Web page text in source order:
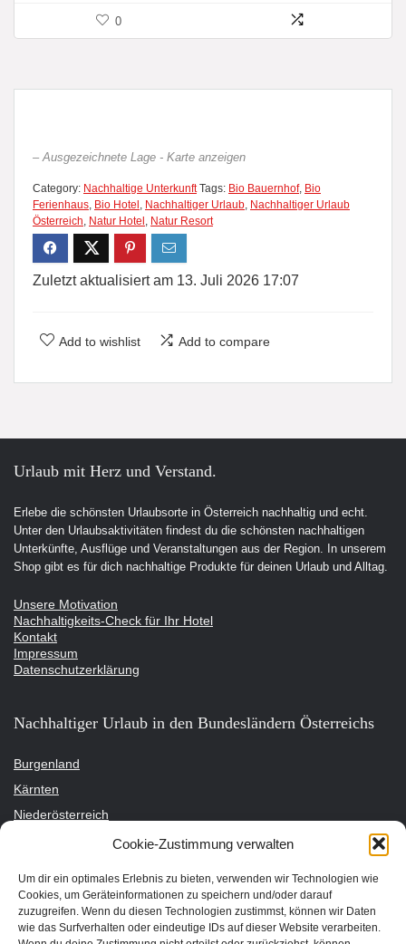
Cookie-Zustimmung verwalten
Um dir ein optimales Erlebnis zu bieten, verwenden wir Technologien wie
Cookies, um Geräteinformationen zu speichern und/oder darauf
zuzugreifen. Wenn du diesen Technologien zustimmst, können wir Daten
wie das Surfverhalten oder eindeutige IDs auf dieser Website verarbeiten.
0
– Ausgezeichnete Lage - Karte anzeigen
Category: Nachhaltige Unterkunft Tags: Bio Bauernhof, Bio
Ferienhaus Bio Hotel Nachhaltiger Urlaub Nachhaltiger Urlaub
Österreich Natur Hotel Natur Resort
Zuletzt aktualisiert am 13. Juli 2026 17:07
Add to wishlist Add to compare
Urlaub mit Herz und Verstand.
Erlebe die schönsten Urlaubsorte in Österreich nachhaltig und echt.
Unter den Urlaubsaktivitäten findest du die schönsten nachhaltigen
Unterkünfte, Ausflüge und Veranstaltungen aus der Region. In unserem
Shop gibt es für dich nachhaltige Produkte für deinen Urlaub und Alltag.
Unsere Motivation
Nachhaltigkeits-Check für Ihr Hotel
Kontakt
Impressum
Datenschutzerklärung
Nachhaltiger Urlaub in den Bundesländern Österreichs
Burgenland
Kärnten
Niederösterreich
Steiermark
Tirol
Vorarlberg